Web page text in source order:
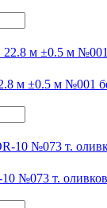
м ±0.5 м №001
10 №073 т.